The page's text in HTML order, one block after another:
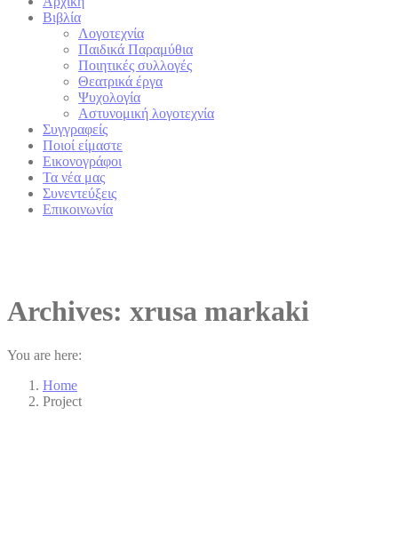
Βιβλία
Λογοτεχνία
Παιδικά Παραμύθια
Ποιητικές συλλογές
Θεατρικά έργα
Ψυχολογία
Αστυνομική λογοτεχνία
Συγγραφείς
Ποιοί είμαστε
Εικονογράφοι
Τα νέα μας
Συνεντεύξεις
Επικοινωνία
Archives: xrusa markaki
You are here:
Home
Project